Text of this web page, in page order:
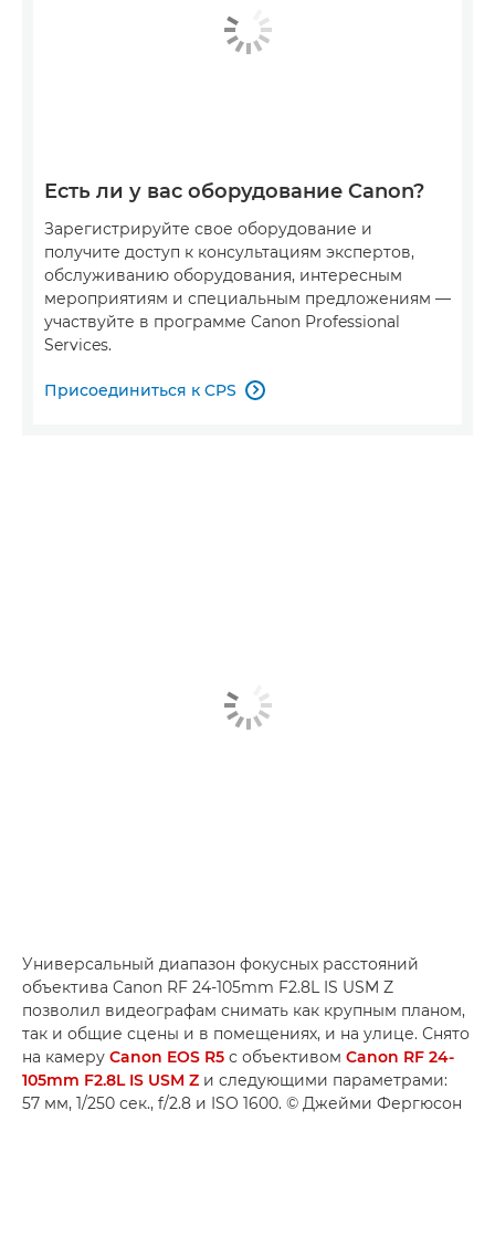
Есть ли у вас оборудование Canon?
Зарегистрируйте свое оборудование и
получите доступ к консультациям экспертов,
обслуживанию оборудования, интересным
мероприятиям и специальным предложениям —
участвуйте в программе Canon Professional
Services.
Присоединиться к CPS 
Универсальный диапазон фокусных расстояний
объектива Canon RF 24-105mm F2.8L IS USM Z
позволил видеографам снимать как крупным планом,
так и общие сцены и в помещениях, и на улице. Снято
на камеру Canon EOS R5 с объективом Canon RF 24-
105mm F2.8L IS USM Z и следующими параметрами:
57 мм, 1/250 сек., f/2.8 и ISO 1600. © Джейми Фергюсон